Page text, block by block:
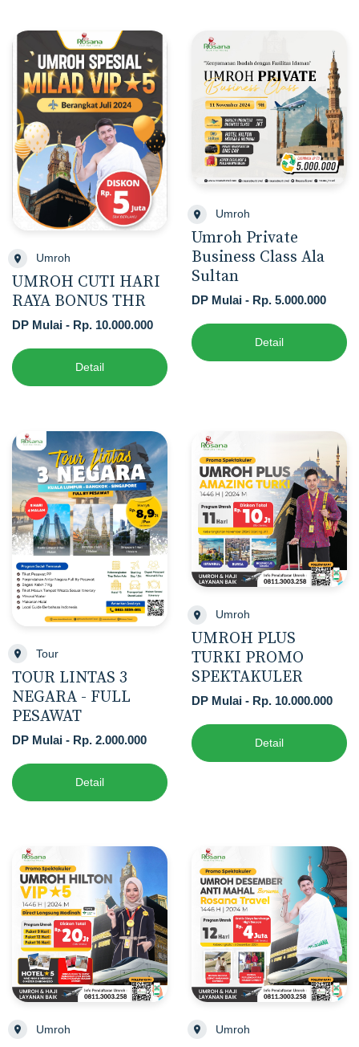
Umroh
UMROH CUTI HARI
RAYA BONUS THR
DP Mulai - Rp. 10.000.000
Detail
Umroh
Umroh Private
Business Class Ala
Sultan
DP Mulai - Rp. 5.000.000
Detail
Tour
TOUR LINTAS 3
NEGARA - FULL
PESAWAT
DP Mulai - Rp. 2.000.000
Detail
Umroh
UMROH PLUS
TURKI PROMO
SPEKTAKULER
DP Mulai - Rp. 10.000.000
Detail
Umroh Umroh